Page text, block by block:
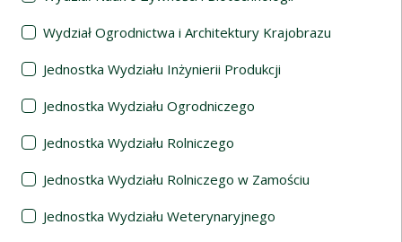
Wydział Ogrodnictwa i Architektury Krajobrazu
Jednostka Wydziału Inżynierii Produkcji
Jednostka Wydziału Ogrodniczego
Jednostka Wydziału Rolniczego
Jednostka Wydziału Rolniczego w Zamościu
Jednostka Wydziału Weterynaryjnego